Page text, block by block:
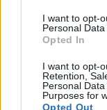
I want to opt-
Personal Data
Opted In
I want to opt-
Retention,
Personal
Purposes for
Opted Out
V. Zalužno
Ukrainos
Sinoptikai